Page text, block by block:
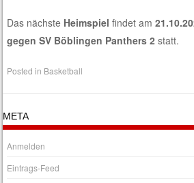
Das nächste Heimspiel findet am
gegen SV Böblingen Panthers 2 statt.
Posted in Basketball
META
Anmelden
Eintrags-Feed